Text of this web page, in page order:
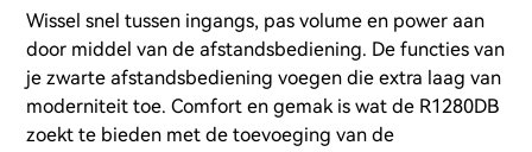
Wissel snel tussen ingangs, pas volume en power aan
door middel van de afstandsbediening. De functies van
je zwarte afstandsbediening voegen die extra laag van
moderniteit toe. Comfort en gemak is wat de R1280DB
zoekt te bieden met de toevoeging van de